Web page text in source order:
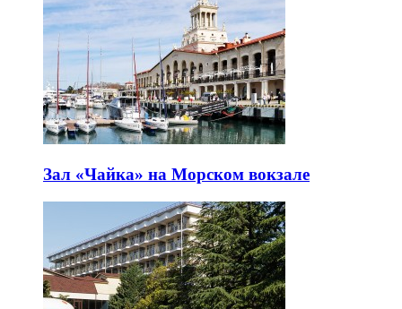
Зал «Чайка» на Морском вокзале